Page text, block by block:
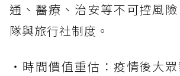
通、醫療、治安等不可控風
隊與旅行社制度。
・時間價值重估：疫情後大